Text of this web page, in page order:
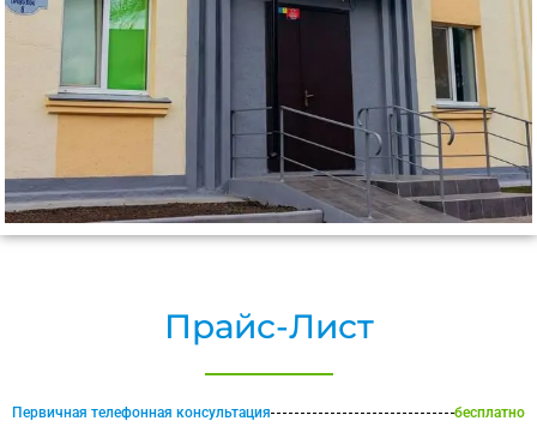
Прайс-Лист
Первичная телефонная консультация бесплатно